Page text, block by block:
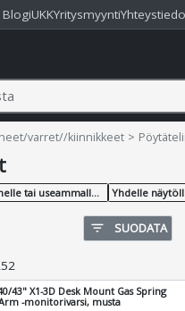
BlogiUKKYritysmyynti
varret//kiinnikkeet
Kolmelle tai useammalle näytölle Yhdelle
filter_list SUODATA
43" X1-3D Desk Mount Gas Spring
-monitorivarsi, musta